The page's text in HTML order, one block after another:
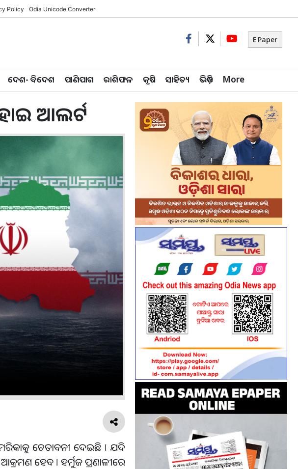
Policy Odia Unicode Converter
E Paper
ଦେଶ- ବିଦେଶ ପାଣିପାଗ ରାଶିଫଳ କୃଷି ସାହିତ୍ୟ ଭିଡ଼ିଓ More
ହାଇ ଆଲର୍ଟ
ଚେତାବନୀ ଦେଇଛି । ଯଦି
ହେବ । ହର୍ମୁଜ ପ୍ରଣାଳୀରେ